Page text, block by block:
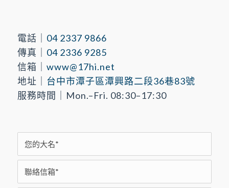
電話｜ 04 2337 9866
傳真｜ 04 2336 9285
信箱｜ www@17hi.net
地址｜
台中市潭子區潭興路二段36巷83號
服務時間｜Mon.–Fri. 08:30–17:30